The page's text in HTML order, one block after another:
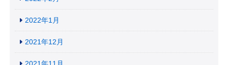
2022年1月
2021年12月